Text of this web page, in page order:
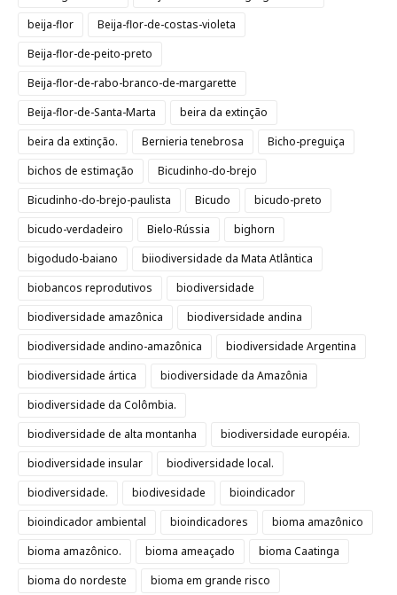
beija-flor
Beija-flor-de-costas-violeta
Beija-flor-de-peito-preto
Beija-flor-de-rabo-branco-de-margarette
Beija-flor-de-Santa-Marta
beira da extinção
beira da extinção.
Bernieria tenebrosa
Bicho-preguiça
bichos de estimação
Bicudinho-do-brejo
Bicudinho-do-brejo-paulista
Bicudo
bicudo-preto
bicudo-verdadeiro
Bielo-Rússia
bighorn
bigodudo-baiano
biiodiversidade da Mata Atlântica
biobancos reprodutivos
biodiversidade
biodiversidade amazônica
biodiversidade andina
biodiversidade andino-amazônica
biodiversidade Argentina
biodiversidade ártica
biodiversidade da Amazônia
biodiversidade da Colômbia.
biodiversidade de alta montanha
biodiversidade européia.
biodiversidade insular
biodiversidade local.
biodiversidade.
biodivesidade
bioindicador
bioindicador ambiental
bioindicadores
bioma amazônico
bioma amazônico.
bioma ameaçado
bioma Caatinga
bioma do nordeste
bioma em grande risco